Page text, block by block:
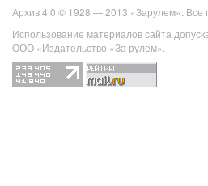
Архив 4.0 © 1928 — 2013 «Зарулем». Все
Использование материалов сайта
ООО «Издательство «За рулем».